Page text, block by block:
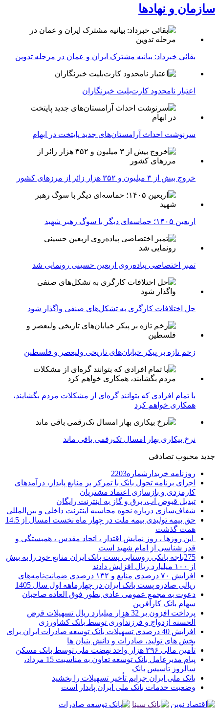
سازمان و نهادها
بقائی خبرداد: بیانیه مشترک ایران و عمان در مرحله تدوین
اعتبار نامحدود کارت‌بلیت خبرنگاران
سرنوشت احداث آرامستان‌های جدید پایتخت در ابهام
خروج بیش از ۳ میلیون و ۳۵۲ هزار زائر از مرزهای کشور
اربعین ۱۴۰۵؛ حماسه‌ای دیگر با سوگ رهبر شهید
تمبر اختصاصی پیاده‌روی اربعین حسینی رونمایی شد
حل اختلافات کارگری به تشکل‌های صنفی واگذار شود
زخم تازه بر پیکر خیابان‌های تاریخی ولیعصر و فلسطین
با تمام افرادی که بتوانند گره‌ای از مشکلات مردم بگشایند،
همکاری خواهم کرد
نرخ بیکاری بهار امسال تک‌رقمی باقی ماند
جدید محبوب تصادفی
روزنامه خریدارشماره2203
اجرای برنامه تحول بانک با تمرکز بر منابع پایدار، درآمدهای
کارمزدی و بازسازی اعتماد مشتریان
تبدیل قبوض آب، برق و گاز به اینترنت رایگان
شفاف‌سازی درباره نحوه محاسبه اینترنت داخلی و بین‌المللی
حق بیمه تولیدی بیمه ملت در چهار ماه نخست امسال از 14.5
همت گذشت
این روزها ، روز نمایش اقتدار ، اتحاد مقدس ، همبستگی و
قدر شناسی از امام شهید است
275باجه بانکی روستایی پست بانک ایران منابع خود را به بیش
از ۱۰۰ میلیارد ریال افزایش دادند
افزایش ۷۰ درصدی منابع و ۱۳۲ درصدی ضمانت‌نامه‌های
ریالی صادره پست بانک ایران در چهارماهه اول سال 1405
دعوت به مجمع عمومی عادی بطور فوق العاده صاحبان
سهام بانک کارآفرین
پرداخت افزون بر 32 هزار میلیارد ریال تسهیلات قرض
الحسنه ازدواج و فرزندآوری توسط بانک کشاورزی
افزایش 40 درصدی تسهیلات بانک توسعه صادرات ایران برای
بخش های تولید، صادرات و دانش بنیان ها
تأمین مالی ۳۹۶ هزار واحد نهضت ملی توسط بانک مسکن
پیام مدیرعامل بانک توسعه تعاون به مناسبت 15 مرداد،
سالروز تأسیس بانک
بانک ملی ایران جرایم تأخیر تسهیلات را بخشید
وضعیت خدمات بانک ملی ایران پایدار است